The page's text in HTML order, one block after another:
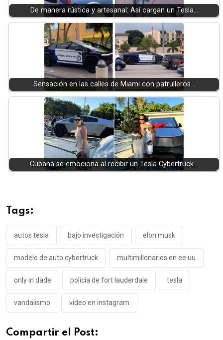
De manera rústica y artesanal: Así cargan un Tesla…
Sensación en las calles de Miami con patrulleros…
Cubana se emociona al recibir un Tesla Cybertruck…
Tags:
autos tesla bajo investigación elon musk
modelo de auto cybertruck multimillonarios en ee.uu
only in dade policía de fort lauderdale tesla
vandalismo video en instagram
Compartir el Post: